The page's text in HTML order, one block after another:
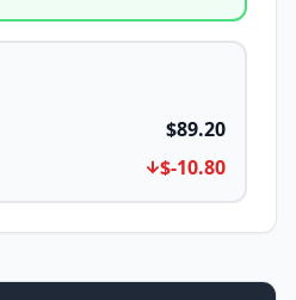
$89.20
$-10.80